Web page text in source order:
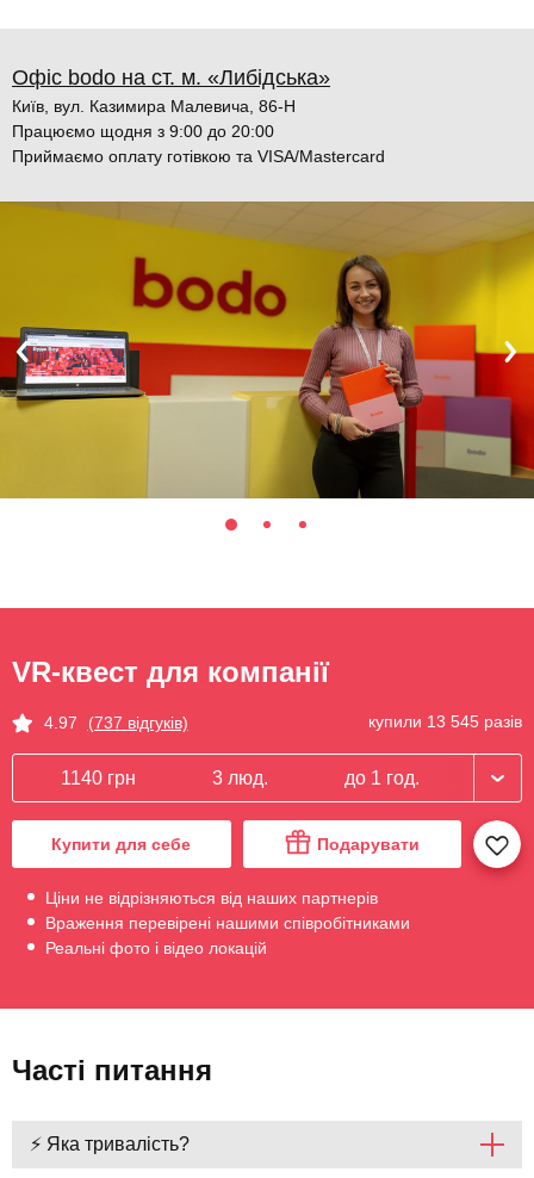
Офіс bodo на ст. м. «Либідська»
Київ, вул. Казимира Малевича, 86-Н
Працюємо щодня з 9:00 до 20:00
Приймаємо оплату готівкою та VISA/Mastercard
VR-квест для компанії
4.97 (737 відгуків) купили 13 545 разів
1140 грн 3 люд. до 1 год.
Купити для себе Подарувати
Ціни не відрізняються від наших партнерів
Враження перевірені нашими співробітниками
Реальні фото і відео локацій
Часті питання
⚡ Яка тривалість?